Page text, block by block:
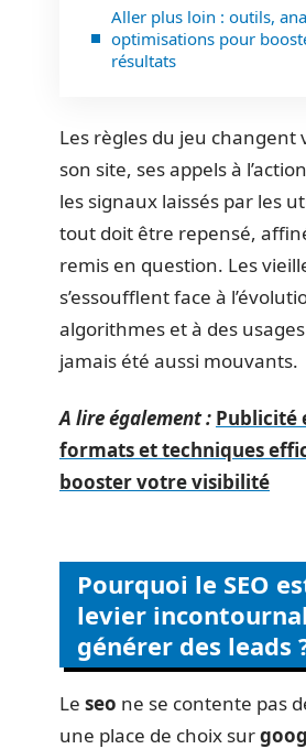
Aller plus loin : outils,
optimisations pour
résultats
Les règles du jeu changent
son site, ses appels à
les signaux laissés par les
tout doit être repensé,
remis en question. Les
s’essoufflent face à
algorithmes et à des
jamais été aussi mouvants.
A lire également : Publicité
formats et techniques
booster votre visibilité
Pourquoi le SEO
levier
générer des leads
Le seo ne se contente pas
une place de choix sur